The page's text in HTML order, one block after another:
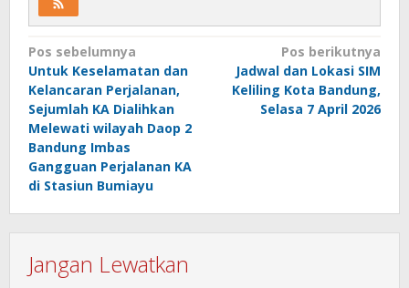
Navigasi
pos
Pos sebelumnya
Untuk Keselamatan dan
Kelancaran Perjalanan,
Sejumlah KA Dialihkan
Melewati wilayah Daop 2
Bandung Imbas
Gangguan Perjalanan KA
di Stasiun Bumiayu
Pos berikutnya
Jadwal dan Lokasi SIM
Keliling Kota Bandung,
Selasa 7 April 2026
Jangan Lewatkan